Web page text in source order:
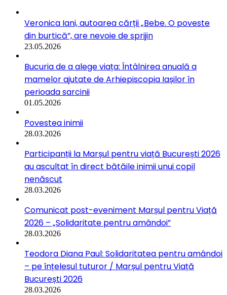
Veronica Iani, autoarea cărții „Bebe. O poveste
din burtică”, are nevoie de sprijin
23.05.2026
Bucuria de a alege viața: Întâlnirea anuală a
mamelor ajutate de Arhiepiscopia Iașilor în
perioada sarcinii
01.05.2026
Povestea inimii
28.03.2026
Participanții la Marșul pentru viață București 2026
au ascultat în direct bătăile inimii unui copil
nenăscut
28.03.2026
Comunicat post-eveniment Marșul pentru Viață
2026 – „Solidaritate pentru amândoi”
28.03.2026
Teodora Diana Paul: Solidaritatea pentru amândoi
– pe înțelesul tuturor / Marșul pentru Viață
București 2026
28.03.2026